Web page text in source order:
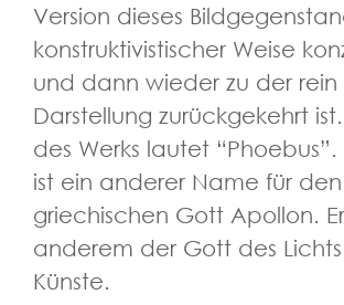
Version dieses
konstruktivistischer Weise
und dann wieder zu der rein
Darstellung zurückgekehrt
des Werks lautet “Phoebus”.
ist ein anderer Name für den
griechischen Gott Apollon.
anderem der Gott des
Künste.